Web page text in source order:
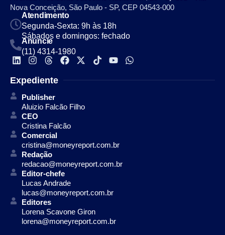
Nova Conceição, São Paulo - SP, CEP 04543-000
Atendimento
Segunda-Sexta: 9h às 18h
Sábados e domingos: fechado
Anuncie
(11) 4314-1980
Expediente
Publisher
Aluizio Falcão Filho
CEO
Cristina Falcão
Comercial
cristina@moneyreport.com.br
Redação
redacao@moneyreport.com.br
Editor-chefe
Lucas Andrade
lucas@moneyreport.com.br
Editores
Lorena Scavone Giron
lorena@moneyreport.com.br